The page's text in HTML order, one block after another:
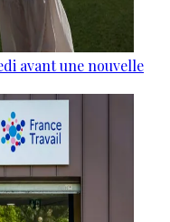
avant une nouvelle